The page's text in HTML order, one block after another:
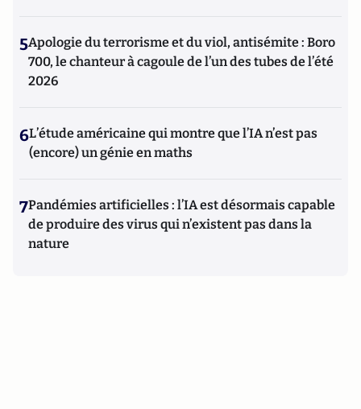
5Apologie du terrorisme et du viol, antisémite : Boro
700, le chanteur à cagoule de l’un des tubes de l’été
2026
6L’étude américaine qui montre que l’IA n’est pas
(encore) un génie en maths
7Pandémies artificielles : l’IA est désormais capable
de produire des virus qui n’existent pas dans la
nature